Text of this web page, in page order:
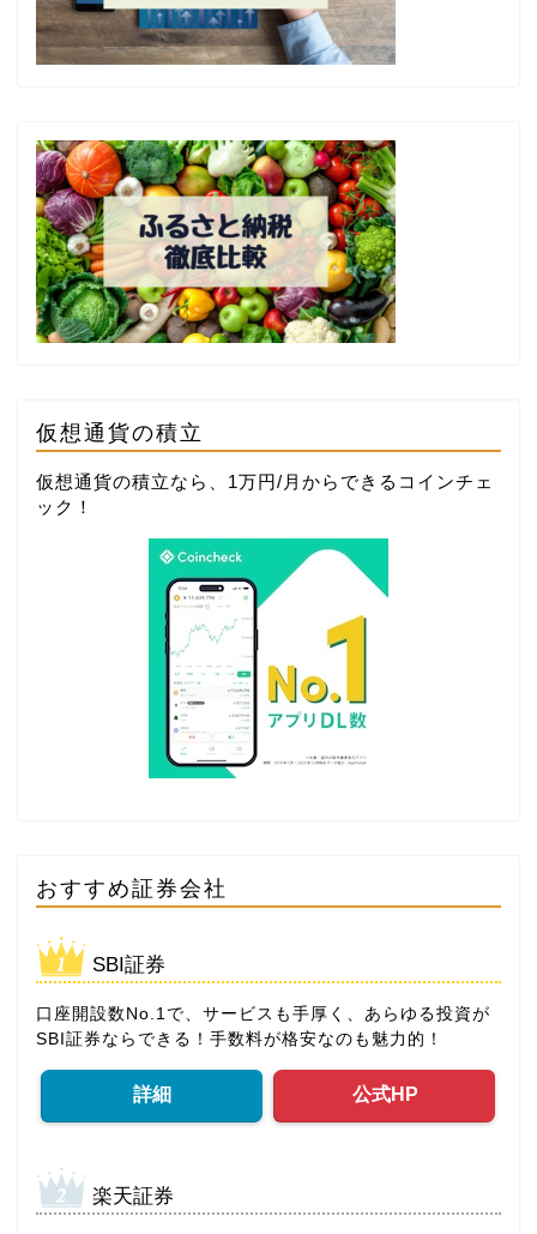
仮想通貨の積立
仮想通貨の積立なら、1万円/月からできる コインチェ
ック ！
おすすめ証券会社
SBI証券
口座開設数No.1で、サービスも手厚く、あらゆる投資が
SBI証券ならできる！手数料が格安なのも魅力的！
詳細 公式HP
楽天証券